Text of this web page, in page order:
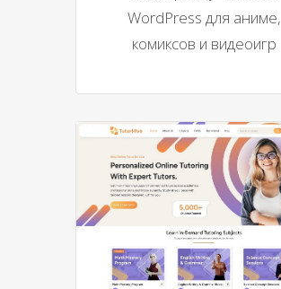
WordPress для аниме,
комиксов и видеоигр